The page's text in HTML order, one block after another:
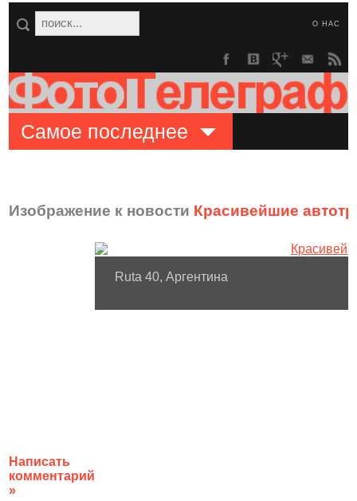
О НАС
Самое последнее
Изображение к новости Красивейшие
Написать
комментарий
»
Ruta 40, Аргентина